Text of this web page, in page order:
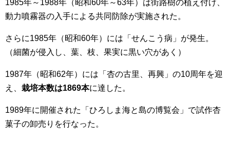
1985年～1988年（昭和60年～63年）は街路樹の植え付け、
動力噴霧器の入手による共同防除が実施された。
さらに1985年（昭和60年）には「せんこう病」が発生。
（細菌が侵入し、葉、枝、果実に黒い穴があく）
1987年（昭和62年）には「杏の古里、再興」の10周年を迎
え、 栽培本数は1869本に達した。
1989年に開催された「ひろしま海と島の博覧会」で試作杏
菓子の卸売りを行なった。